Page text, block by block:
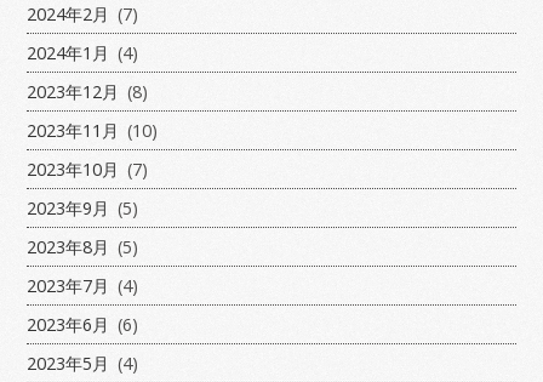
2024年2月 (7)
2024年1月 (4)
2023年12月 (8)
2023年11月 (10)
2023年10月 (7)
2023年9月 (5)
2023年8月 (5)
2023年7月 (4)
2023年6月 (6)
2023年5月 (4)